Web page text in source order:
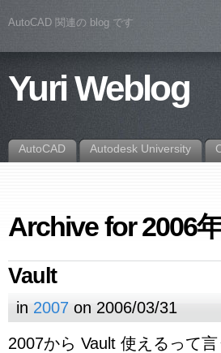
AutoCAD 関連の blog です
Yuri Weblog
AutoCAD Autodesk University
Archive for 2006
Vault
in 2007 on 2006/03/31
2007から Vault 使えるって